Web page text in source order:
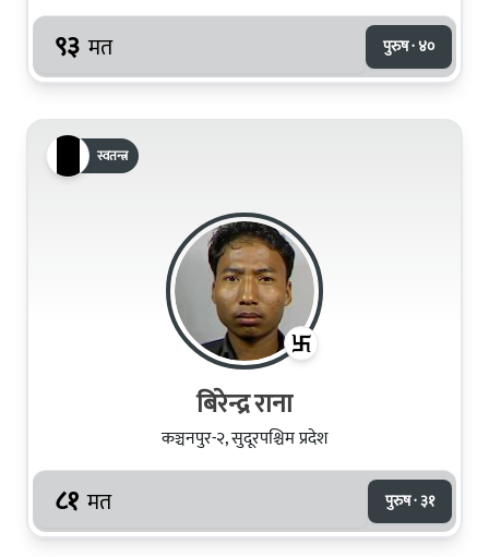
९३ मत पुरुष · ४०
स्वतन्त्र
बिरेन्द्र राना
कञ्चनपुर-२, सुदूरपश्चिम प्रदेश
८१ मत पुरुष · ३१